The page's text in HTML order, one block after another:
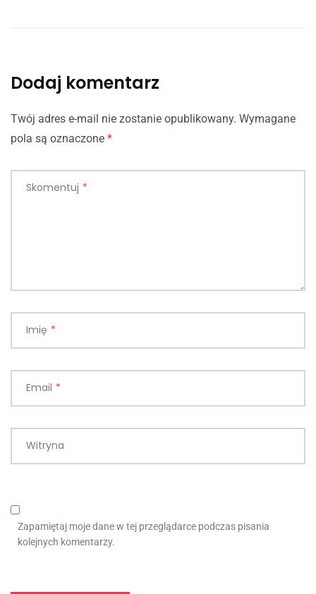
Dodaj komentarz
Twój adres e-mail nie zostanie opublikowany. Wymagane
pola są oznaczone *
Skomentuj *
Imię *
Email *
Witryna
Zapamiętaj moje dane w tej przeglądarce podczas pisania
kolejnych komentarzy.